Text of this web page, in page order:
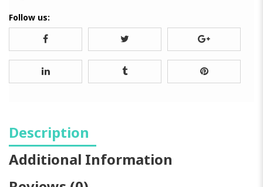
Follow us:
Description
Additional Information